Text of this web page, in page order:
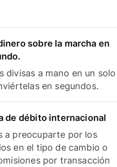
sobre la marcha en
divisas a mano en un solo
en segundos.
de débito internacional
a preocuparte por los
en el tipo de cambio o
por transacción